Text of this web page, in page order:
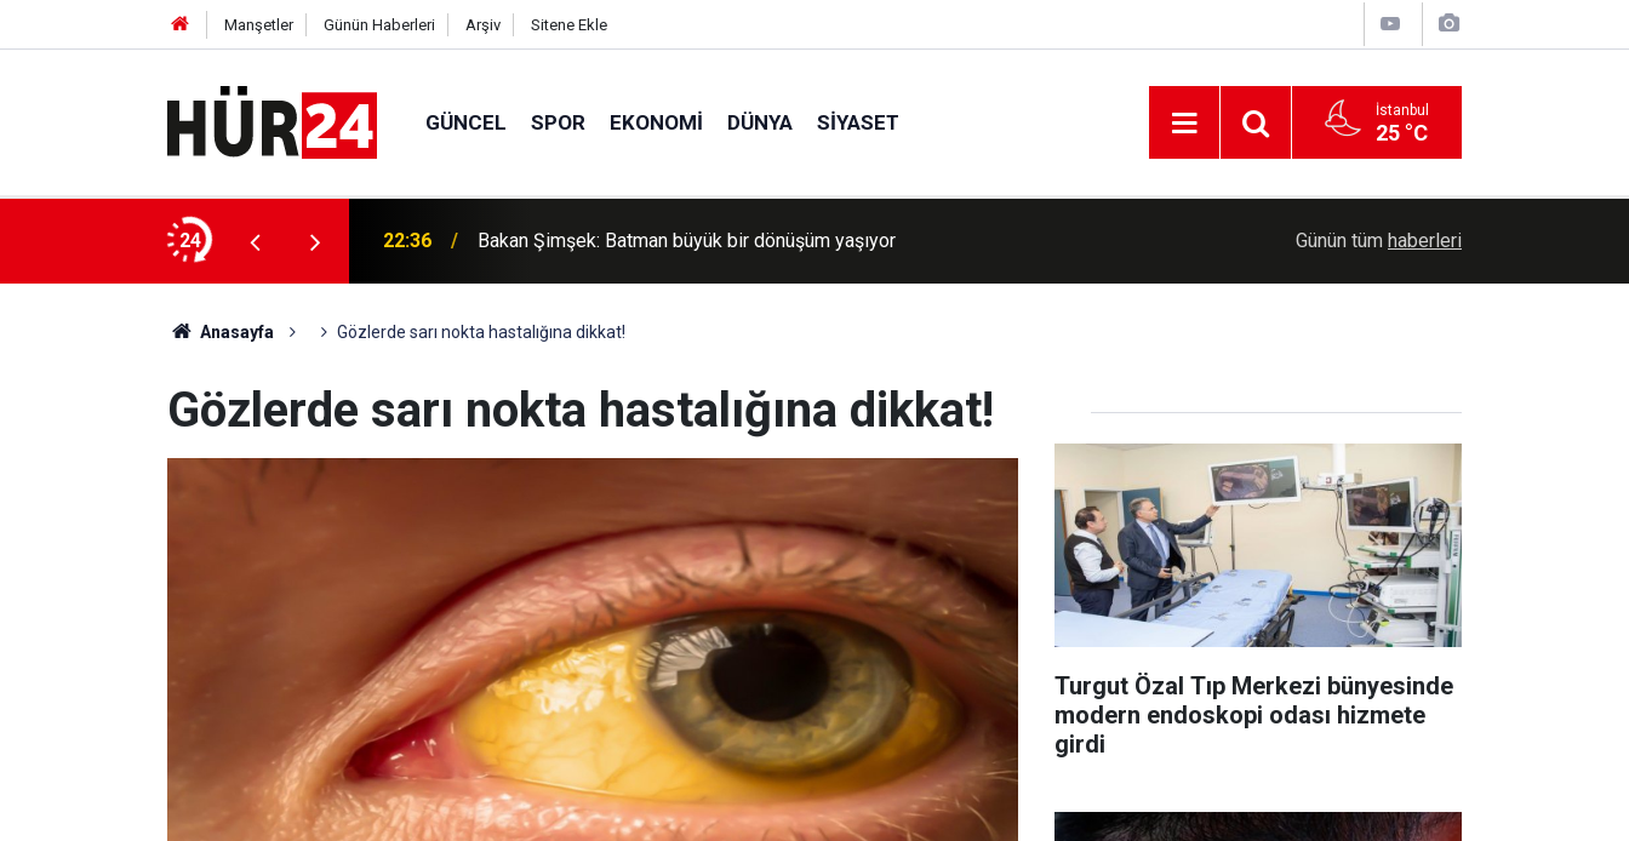
Manşetler Günün Haberleri Arşiv Sitene Ekle
GÜNCEL SPOR EKONOMI DÜNYA SIYASET İstanbul
25 °C
24
kardeşliği kucaklama zamanı 22:36 Bakan Şimşek: Batman büyük bir dönüşüm yaşıyor Ensarullah, Yemen'deki Suudi birliklerini hedef
Günün tüm haberleri
Anasayfa Gözlerde sarı nokta hastalığına dikkat!
Gözlerde sarı nokta hastalığına dikkat!
Turgut Özal Tıp Merkezi bünyesinde
modern endoskopi odası hizmete
girdi